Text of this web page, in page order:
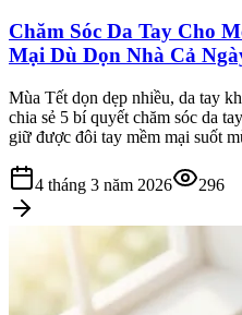
Chăm Sóc Da Tay Cho
Mại Dù Dọn Nhà Cả
Mùa Tết dọn dẹp nhiều, da tay
chia sẻ 5 bí quyết chăm sóc da
giữ được đôi tay mềm mại suốt
4 tháng 3 năm 2026 296